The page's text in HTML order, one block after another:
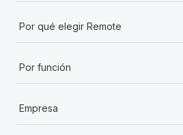
Por qué elegir Remote
Por función
Empresa